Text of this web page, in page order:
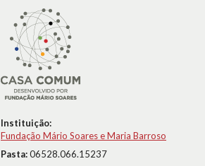
Instituição:
Fundação Mário Soares e Maria Barroso
Pasta:06528.066.15237